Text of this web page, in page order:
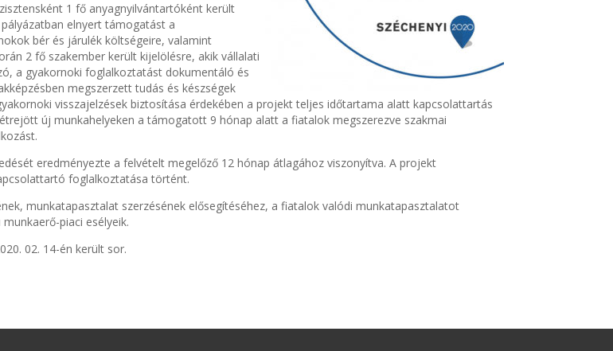
1 fő anyagnyilvántartóként került
elnyert támogatást a
bér és járulék költségeire, valamint
2 fő szakember került kijelölésre, akik vállalati
a gyakornoki foglalkoztatást dokumentáló és
megszerzett tudás és készségek
visszajelzések biztosítása érdekében a projekt teljes időtartama alatt kapcsolattartás
új munkahelyeken a támogatott 9 hónap alatt a fiatalok megszerezve szakmai
eredményezte a felvételt megelőző 12 hónap átlagához viszonyítva. A projekt
foglalkoztatása történt.
munkatapasztalat szerzésének elősegítéséhez, a fiatalok valódi munkatapasztalatot
piaci esélyeik.
02. 14-én került sor.